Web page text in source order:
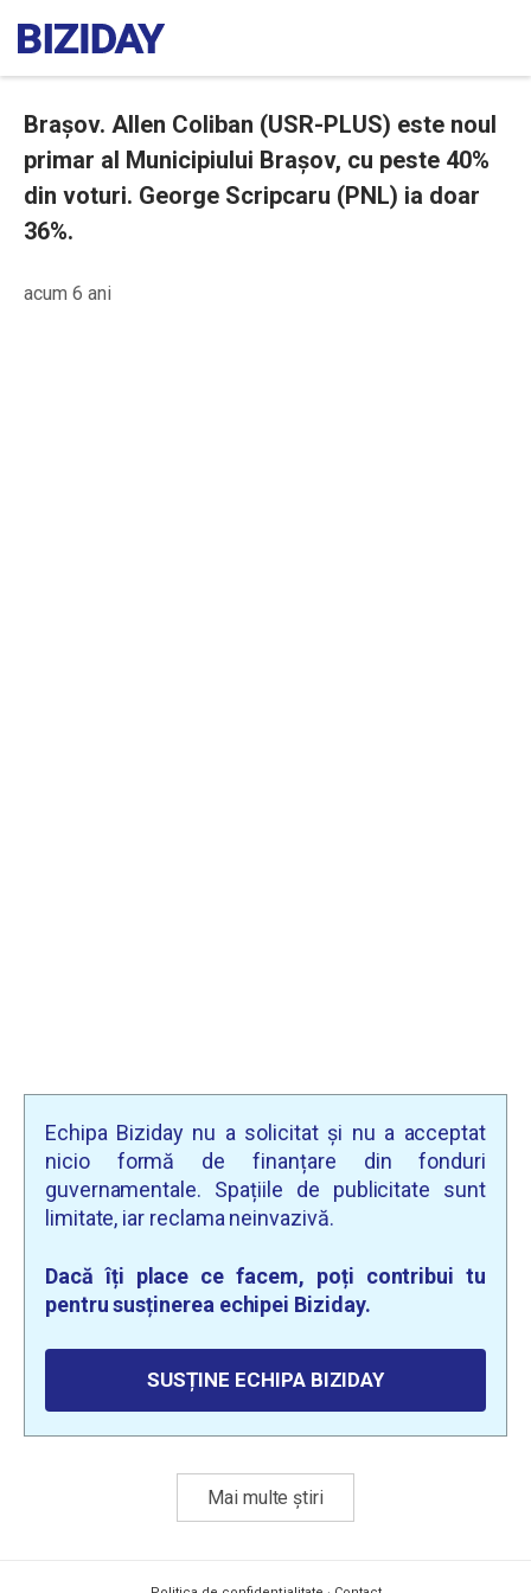
Brașov. Allen Coliban (USR-PLUS) este noul
primar al Municipiului Brașov, cu peste 40%
din voturi. George Scripcaru (PNL) ia doar
36%.
acum 6 ani
Echipa Biziday nu a solicitat și nu a acceptat
nicio formă de finanțare din fonduri
guvernamentale. Spațiile de publicitate sunt
limitate, iar reclama neinvazivă.
Dacă îți place ce facem, poți contribui tu
pentru susținerea echipei Biziday.
SUSȚINE ECHIPA BIZIDAY
Mai multe știri